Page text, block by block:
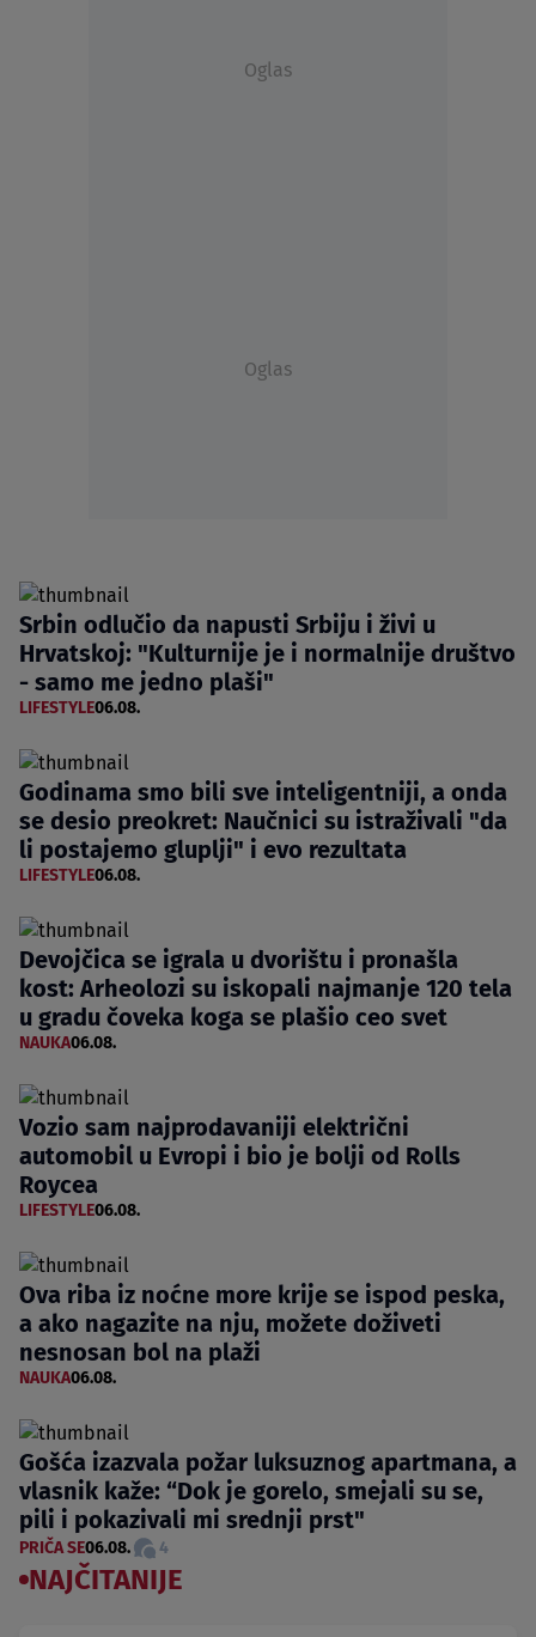
Oglas
Oglas
Srbin odlučio da napusti Srbiju i živi u
Hrvatskoj: "Kulturnije je i normalnije društvo
- samo me jedno plaši"
LIFESTYLE06.08.
Godinama smo bili sve inteligentniji, a onda
se desio preokret: Naučnici su istraživali "da
li postajemo gluplji" i evo rezultata
LIFESTYLE06.08.
Devojčica se igrala u dvorištu i pronašla
kost: Arheolozi su iskopali najmanje 120 tela
u gradu čoveka koga se plašio ceo svet
NAUKA06.08.
Vozio sam najprodavaniji električni
automobil u Evropi i bio je bolji od Rolls
Roycea
LIFESTYLE06.08.
Ova riba iz noćne more krije se ispod peska,
a ako nagazite na nju, možete doživeti
nesnosan bol na plaži
NAUKA06.08.
Gošća izazvala požar luksuznog apartmana, a
vlasnik kaže: “Dok je gorelo, smejali su se,
pili i pokazivali mi srednji prst"
PRIČA SE06.08. 4
NAJČITANIJE